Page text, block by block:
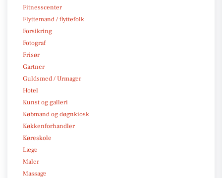
Fitnesscenter
Flyttemand / flyttefolk
Forsikring
Fotograf
Frisør
Gartner
Guldsmed / Urmager
Hotel
Kunst og galleri
Købmand og døgnkiosk
Køkkenforhandler
Køreskole
Læge
Maler
Massage